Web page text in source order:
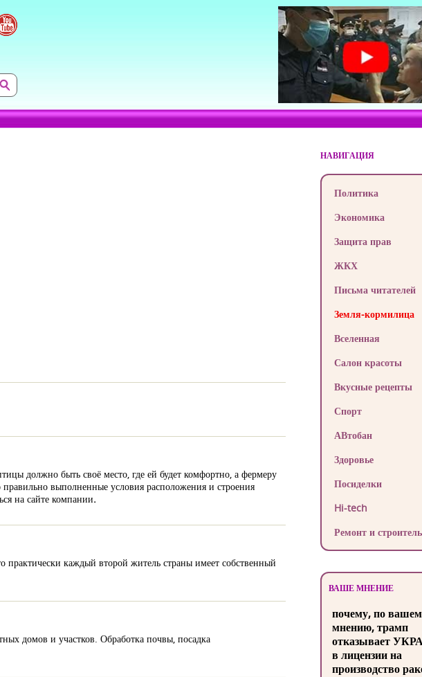
должно быть своё место, где ей будет комфортно, а фермеру
выполненные условия расположения и строения
на сайте компании.
практически каждый второй житель страны имеет собственный
домов и участков. Обработка почвы, посадка
НАВИГАЦИЯ
Политика
Экономика
Защита прав
ЖКХ
Письма читателей
Земля-кормилица
Вселенная
Салон красоты
Вкусные рецепты
Спорт
АВтобан
Здоровье
Посиделки
Hi-tech
Ремонт и
ВАШЕ МНЕНИЕ
почему, по
мнению, трамп
отказывает
в лицензии на
производство